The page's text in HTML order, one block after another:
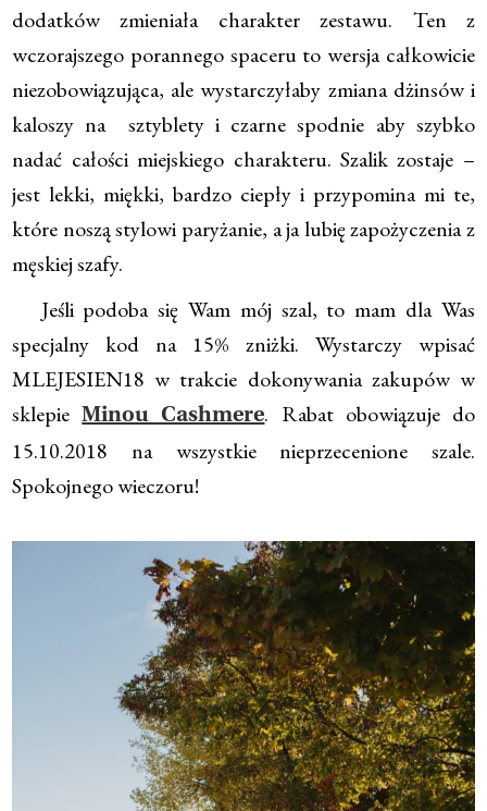
dodatków zmieniała charakter zestawu. Ten z
wczorajszego porannego spaceru to wersja całkowicie
niezobowiązująca, ale wystarczyłaby zmiana dżinsów i
kaloszy na sztyblety i czarne spodnie aby szybko
nadać całości miejskiego charakteru. Szalik zostaje –
jest lekki, miękki, bardzo ciepły i przypomina mi te,
które noszą stylowi paryżanie, a ja lubię zapożyczenia z
męskiej szafy.
Jeśli podoba się Wam mój szal, to mam dla Was
specjalny kod na 15% zniżki. Wystarczy wpisać
MLEJESIEN18 w trakcie dokonywania zakupów w
sklepieMinou Cashmere. Rabat obowiązuje do
15.10.2018 na wszystkie nieprzecenione szale.
Spokojnego wieczoru!